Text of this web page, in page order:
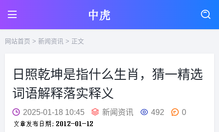
网站首页 > 新闻资讯 > 正文
日照乾坤是指什么生肖，猜一精选
词语解释落实释义
2025-01-18 10:45 新闻资讯 492 0